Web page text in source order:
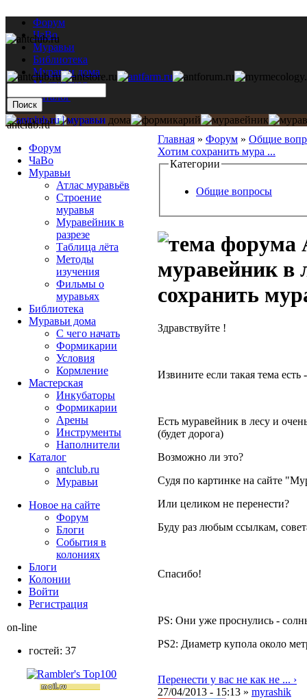
Форум
ЧаВо
Муравьи
Библиотека
Муравьи дома
Мастерская
Каталог
Главная » Форум » Общие
Хотим сохранить мура ...
Категории
Общие вопросы
муравейник в
сохранить
Здравствуйте !
Извините если такая тема есть
Есть муравейник в лесу и
(будет дорога)
Возможно ли это?
Судя по картинке на сайте
Или целиком не перенести?
Буду раз любым ссылкам,
Спасибо!
PS: Они уже проснулись -
PS2: Диаметр купола около
Перенести у вас не как не ... ›
27/04/2013 - 15:13 » myrashik
antclub.ru
Форум
ЧаВо
Муравьи
Атлас муравьёв
Строение
муравья
Муравейник в
разрезе
Таблица лёта
Методы
изучения
Фильмы о
муравьях
Библиотека
Муравьи дома
С чего начать
Формикарии
Условия
Кормление
Мастерская
Инкубаторы
Формикарии
Арены
Инструменты
Наполнители
Каталог
antclub.ru
Муравьи
Новое на сайте
Форум
Блоги
События в
колониях
Блоги
Колонии
Войти
Peгиcтpaция
on-line
гостей: 37